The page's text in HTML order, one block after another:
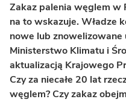
Zakaz palenia węglem w
na to wskazuje. Władze
nowe lub znowelizowane
Ministerstwo Klimatu i
aktualizacją Krajowego
Czy za niecałe 20 lat
węglem? Czy zakaz